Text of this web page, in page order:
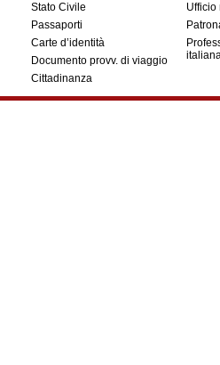
Stato Civile
Passaporti
Carte d’identità
Documento provv. di viaggio
Cittadinanza
Ufficio